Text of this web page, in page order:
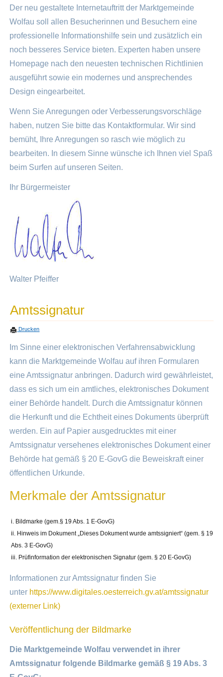
Der neu gestaltete Internetauftritt der Marktgemeinde
Wolfau soll allen Besucherinnen und Besuchern eine
professionelle Informationshilfe sein und zusätzlich ein
noch besseres Service bieten. Experten haben unsere
Homepage nach den neuesten technischen Richtlinien
ausgeführt sowie ein modernes und ansprechendes
Design eingearbeitet.
Wenn Sie Anregungen oder Verbesserungsvorschläge
haben, nutzen Sie bitte das Kontaktformular. Wir sind
bemüht, Ihre Anregungen so rasch wie möglich zu
bearbeiten. In diesem Sinne wünsche ich Ihnen viel Spaß
beim Surfen auf unseren Seiten.
Ihr Bürgermeister
Walter Pfeiffer
Amtssignatur
Drucken
Im Sinne einer elektronischen Verfahrensabwicklung
kann die Marktgemeinde Wolfau auf ihren Formularen
eine Amtssignatur anbringen. Dadurch wird gewährleistet,
dass es sich um ein amtliches, elektronisches Dokument
einer Behörde handelt. Durch die Amtssignatur können
die Herkunft und die Echtheit eines Dokuments überprüft
werden. Ein auf Papier ausgedrucktes mit einer
Amtssignatur versehenes elektronisches Dokument einer
Behörde hat gemäß § 20 E-GovG die Beweiskraft einer
öffentlichen Urkunde.
Merkmale der Amtssignatur
Bildmarke (gem.§ 19 Abs. 1 E-GovG)
Hinweis im Dokument „Dieses Dokument wurde amtssigniert“ (gem. § 19
Abs. 3 E-GovG)
Prüfinformation der elektronischen Signatur (gem. § 20 E-GovG)
Informationen zur Amtssignatur finden Sie
unter https://www.digitales.oesterreich.gv.at/amtssignatur
(externer Link)
Veröffentlichung der Bildmarke
Die Marktgemeinde Wolfau verwendet in ihrer
Amtssignatur folgende Bildmarke gemäß § 19 Abs. 3